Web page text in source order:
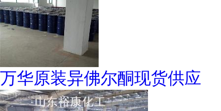
万华原装异佛尔酮现货供应